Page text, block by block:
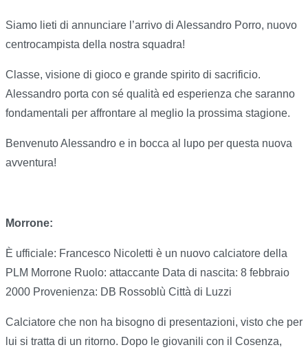
Siamo lieti di annunciare l’arrivo di Alessandro Porro, nuovo
centrocampista della nostra squadra!
Classe, visione di gioco e grande spirito di sacrificio.
Alessandro porta con sé qualità ed esperienza che saranno
fondamentali per affrontare al meglio la prossima stagione.
Benvenuto Alessandro e in bocca al lupo per questa nuova
avventura!
Morrone:
È ufficiale: Francesco Nicoletti è un nuovo calciatore della
PLM Morrone Ruolo: attaccante Data di nascita: 8 febbraio
2000 Provenienza: DB Rossoblù Città di Luzzi
Calciatore che non ha bisogno di presentazioni, visto che per
lui si tratta di un ritorno. Dopo le giovanili con il Cosenza,